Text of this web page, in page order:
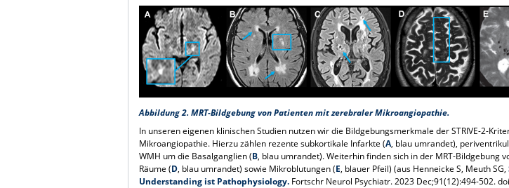
Abbildung 2. MRT-Bildgebung von Patienten mit zerebraler Mikroangiopathie.
In unseren eigenen klinischen Studien nutzen wir die Bildgebungsmerkmale der STRIVE-2-
Mikroangiopathie. Hierzu zählen rezente subkortikale Infarkte (A, blau umrandet),
WMH um die Basalganglien (B, blau umrandet). Weiterhin finden sich in der MRT-Bildgebung
Räume (D, blau umrandet) sowie Mikroblutungen (E, blauer Pfeil) (aus Henneicke S, Meuth SG,
Understanding ist Pathophysiology. Fortschr Neurol Psychiatr. 2023 Dec;91(12):494-502.